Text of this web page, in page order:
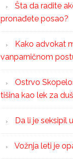
Šta da radite
pronađete posao?
Kako advokat
vanparničnom
Ostrvo
tišina kao lek za
Da li je seksipil
Vožnja leti je